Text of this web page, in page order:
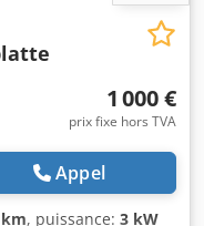
1 000 €
prix fixe hors TVA
Appel
km, puissance: 3 kW